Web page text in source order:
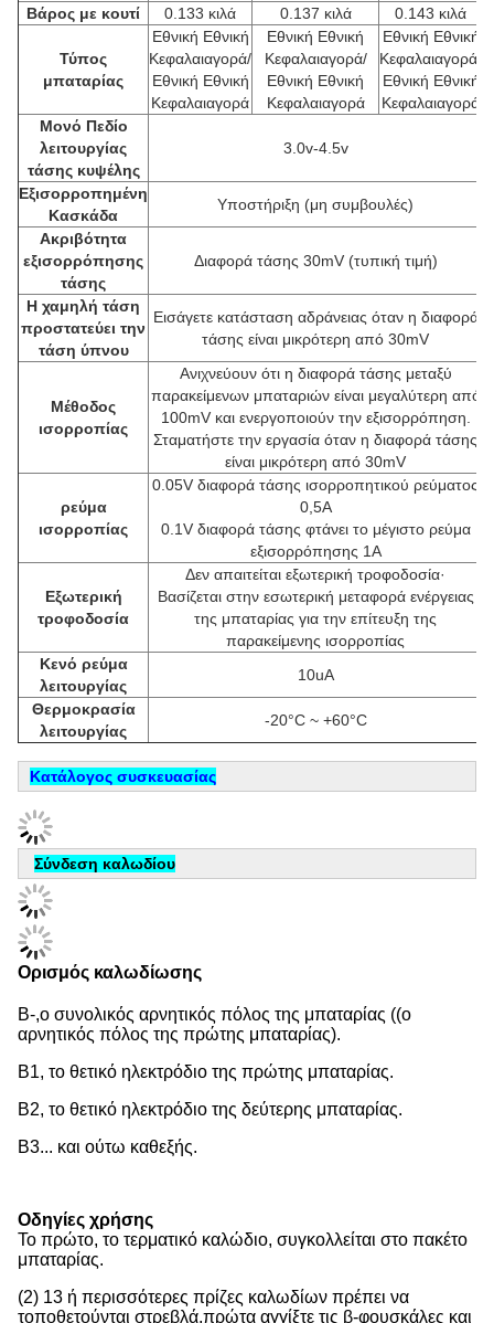
Βάρος με κουτί 0.133 κιλά 0.137 κιλά 0.143 κιλά
Τύπος
μπαταρίας
Εθνική Εθνική
Κεφαλαιαγορά/
Εθνική Εθνική
Κεφαλαιαγορά
Εθνική Εθνική
Κεφαλαιαγορά/
Εθνική Εθνική
Κεφαλαιαγορά
Εθνική Εθνική
Κεφαλαιαγορά/
Εθνική Εθνική
Κεφαλαιαγορά
Μονό Πεδίο
λειτουργίας
τάσης κυψέλης
3.0v-4.5v
Εξισορροπημένη
Κασκάδα
Υποστήριξη (μη συμβουλές)
Ακριβότητα
εξισορρόπησης
τάσης
Διαφορά τάσης 30mV (τυπική τιμή)
Η χαμηλή τάση
προστατεύει την
τάση ύπνου
Εισάγετε κατάσταση αδράνειας όταν η διαφορά
τάσης είναι μικρότερη από 30mV
Μέθοδος
ισορροπίας
Ανιχνεύουν ότι η διαφορά τάσης μεταξύ
παρακείμενων μπαταριών είναι μεγαλύτερη από
100mV και ενεργοποιούν την εξισορρόπηση.
Σταματήστε την εργασία όταν η διαφορά τάσης
είναι μικρότερη από 30mV
ρεύμα
ισορροπίας
0.05V διαφορά τάσης ισορροπητικού ρεύματος
0,5A
0.1V διαφορά τάσης φτάνει το μέγιστο ρεύμα
εξισορρόπησης 1A
Εξωτερική
τροφοδοσία
Δεν απαιτείται εξωτερική τροφοδοσία·
Βασίζεται στην εσωτερική μεταφορά ενέργειας
της μπαταρίας για την επίτευξη της
παρακείμενης ισορροπίας
Κενό ρεύμα
λειτουργίας
10uA
Θερμοκρασία
λειτουργίας
-20°C ~ +60°C
Κατάλογος συσκευασίας
Σύνδεση καλωδίου
Ορισμός καλωδίωσης
Β-,ο συνολικός αρνητικός πόλος της μπαταρίας ((ο
αρνητικός πόλος της πρώτης μπαταρίας).
Β1, το θετικό ηλεκτρόδιο της πρώτης μπαταρίας.
Β2, το θετικό ηλεκτρόδιο της δεύτερης μπαταρίας.
Β3... και ούτω καθεξής.
Οδηγίες χρήσης
Το πρώτο, το τερματικό καλώδιο, συγκολλείται στο πακέτο
μπαταρίας.
(2) 13 ή περισσότερες πρίζες καλωδίων πρέπει να
τοποθετούνται στρεβλά,πρώτα αγγίξτε τις β-φουσκάλες και